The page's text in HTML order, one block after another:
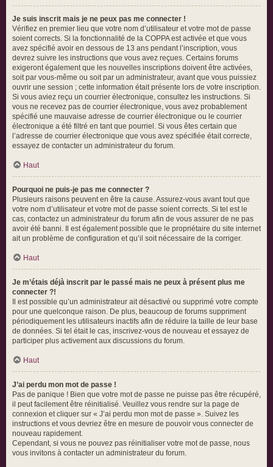
Je suis inscrit mais je ne peux pas me connecter !
Vérifiez en premier lieu que votre nom d’utilisateur et votre mot de passe
soient corrects. Si la fonctionnalité de la COPPA est activée et que vous
avez spécifié avoir en dessous de 13 ans pendant l’inscription, vous
devrez suivre les instructions que vous avez reçues. Certains forums
exigeront également que les nouvelles inscriptions doivent être activées,
soit par vous-même ou soit par un administrateur, avant que vous puissiez
ouvrir une session ; cette information était présente lors de votre inscription.
Si vous aviez reçu un courrier électronique, consultez les instructions. Si
vous ne recevez pas de courrier électronique, vous avez probablement
spécifié une mauvaise adresse de courrier électronique ou le courrier
électronique a été filtré en tant que pourriel. Si vous êtes certain que
l’adresse de courrier électronique que vous avez spécifiée était correcte,
essayez de contacter un administrateur du forum.
Haut
Pourquoi ne puis-je pas me connecter ?
Plusieurs raisons peuvent en être la cause. Assurez-vous avant tout que
votre nom d’utilisateur et votre mot de passe soient corrects. Si tel est le
cas, contactez un administrateur du forum afin de vous assurer de ne pas
avoir été banni. Il est également possible que le propriétaire du site internet
ait un problème de configuration et qu’il soit nécessaire de la corriger.
Haut
Je m’étais déjà inscrit par le passé mais ne peux à présent plus me
connecter ?!
Il est possible qu’un administrateur ait désactivé ou supprimé votre compte
pour une quelconque raison. De plus, beaucoup de forums suppriment
périodiquement les utilisateurs inactifs afin de réduire la taille de leur base
de données. Si tel était le cas, inscrivez-vous de nouveau et essayez de
participer plus activement aux discussions du forum.
Haut
J’ai perdu mon mot de passe !
Pas de panique ! Bien que votre mot de passe ne puisse pas être récupéré,
il peut facilement être réinitialisé. Veuillez vous rendre sur la page de
connexion et cliquer sur « J’ai perdu mon mot de passe ». Suivez les
instructions et vous devriez être en mesure de pouvoir vous connecter de
nouveau rapidement.
Cependant, si vous ne pouvez pas réinitialiser votre mot de passe, nous
vous invitons à contacter un administrateur du forum.